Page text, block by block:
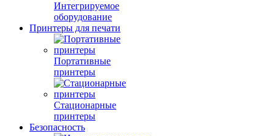
Интегрируемое
оборудование
Принтеры для печати
Портативные
принтеры
Стационарные
принтеры
Безопасность